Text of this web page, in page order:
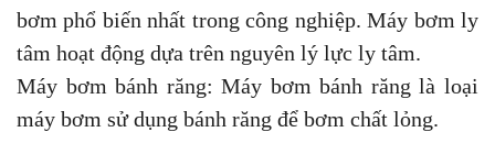
bơm phổ biến nhất trong công nghiệp. Máy bơm ly
tâm hoạt động dựa trên nguyên lý lực ly tâm.
Máy bơm bánh răng: Máy bơm bánh răng là loại
máy bơm sử dụng bánh răng để bơm chất lỏng.